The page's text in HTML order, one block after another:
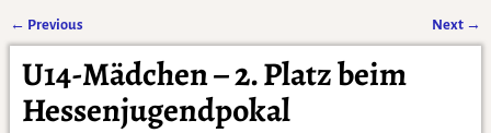
Artikelnavigation
← Previous Next →
U14-Mädchen – 2. Platz beim
Hessenjugendpokal